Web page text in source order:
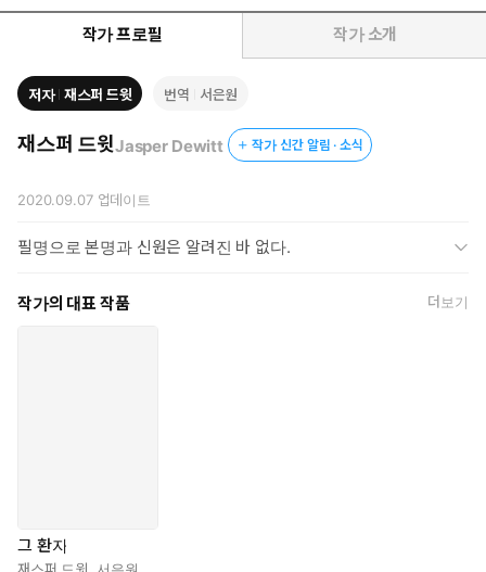
작가 프로필 작가 소개
저자 재스퍼 드윗 번역 서은원
재스퍼 드윗Jasper Dewitt 작가 신간 알림 · 소식
2020.09.07업데이트
필명으로 본명과 신원은 알려진 바 없다.
작가의 대표 작품 더보기
그 환자